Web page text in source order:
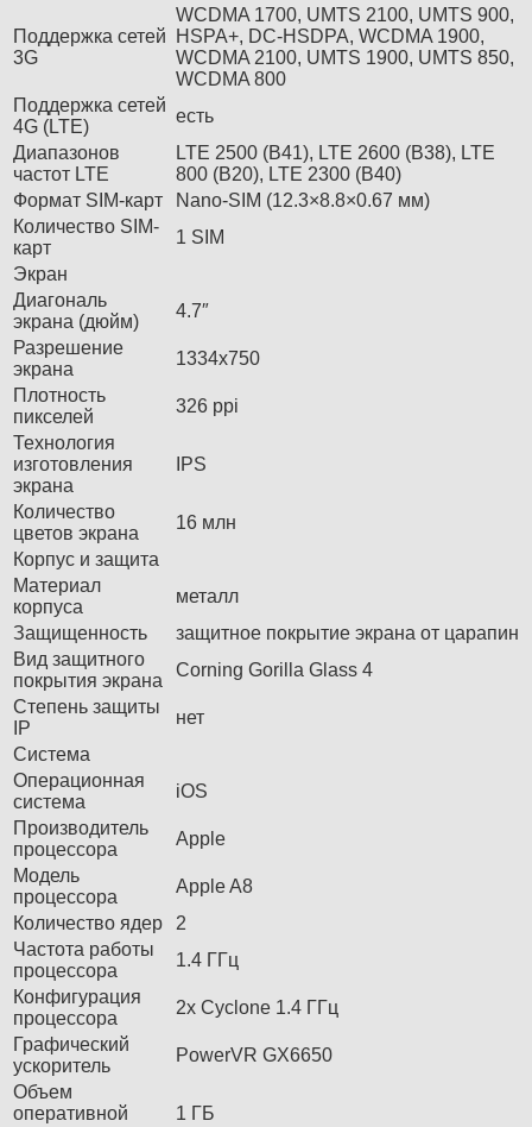
Поддержка сетей
3G
WCDMA 1700, UMTS 2100, UMTS 900,
HSPA+, DC-HSDPA, WCDMA 1900,
WCDMA 2100, UMTS 1900, UMTS 850,
WCDMA 800
Поддержка сетей
4G (LTE)
есть
Диапазонов
частот LTE
LTE 2500 (B41), LTE 2600 (B38), LTE
800 (B20), LTE 2300 (B40)
Формат SIM-карт
Nano-SIM (12.3×8.8×0.67 мм)
Количество SIM-
карт
1 SIM
Экран
Диагональ
экрана (дюйм)
4.7″
Разрешение
экрана
1334х750
Плотность
пикселей
326 ppi
Технология
изготовления
экрана
IPS
Количество
цветов экрана
16 млн
Корпус и защита
Материал
корпуса
металл
Защищенность
защитное покрытие экрана от царапин
Вид защитного
покрытия экрана
Corning Gorilla Glass 4
Степень защиты
IP
нет
Система
Операционная
система
iOS
Производитель
процессора
Apple
Модель
процессора
Apple A8
Количество ядер
2
Частота работы
процессора
1.4 ГГц
Конфигурация
процессора
2x Cyclone 1.4 ГГц
Графический
ускоритель
PowerVR GX6650
Объем
оперативной
1 ГБ